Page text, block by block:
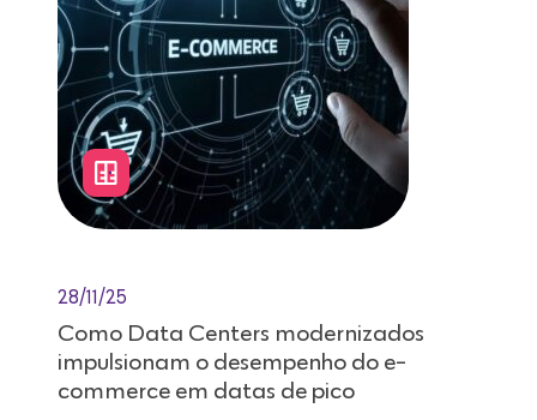
28/11/25
Como Data Centers modernizados
impulsionam o desempenho do e-
commerce em datas de pico